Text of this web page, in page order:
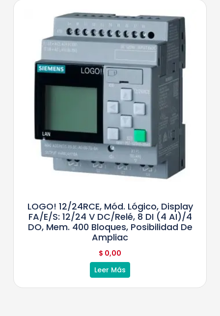
LOGO! 12/24RCE, Mód. Lógico, Display
FA/E/S: 12/24 V DC/relé, 8 DI (4 AI)/4
DO, Mem. 400 Bloques, Posibilidad De
Ampliac
$ 0,00
Leer Más